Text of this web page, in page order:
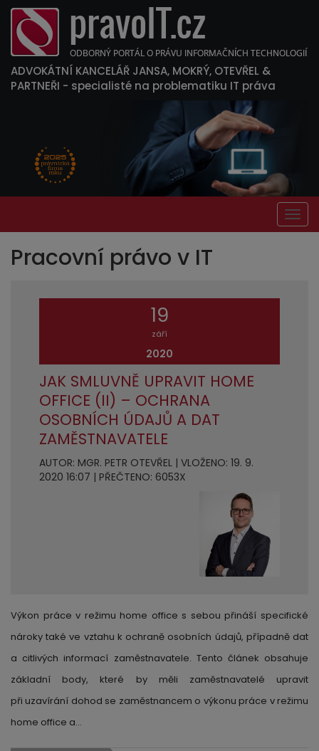
ADVOKÁTNÍ KANCELÁŘ JANSA, MOKRÝ, OTEVŘEL &
PARTNEŘI - specialisté na problematiku IT práva
Pracovní právo v IT
19
září
2020
JAK SMLUVNĚ UPRAVIT HOME
OFFICE (II) – OCHRANA
OSOBNÍCH ÚDAJŮ A DAT
ZAMĚSTNAVATELE
AUTOR: MGR. PETR OTEVŘEL | VLOŽENO: 19. 9.
2020 16:07 | PŘEČTENO: 6053X
Výkon práce v režimu home office s sebou přináší specifické
nároky také ve vztahu k ochraně osobních údajů, případně dat
a citlivých informací zaměstnavatele. Tento článek obsahuje
základní body, které by měli zaměstnavatelé upravit
při uzavírání dohod se zaměstnancem o výkonu práce v režimu
home office a…